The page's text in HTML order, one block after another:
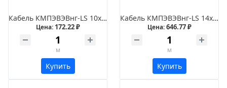
Кабель КМПЭВЭВнг-LS 10х1,5
Цена: 172.22 ₽
м
Купить
Кабель КМПЭВЭВнг-LS 14х0,5
Цена:646.77 ₽
м
Купить